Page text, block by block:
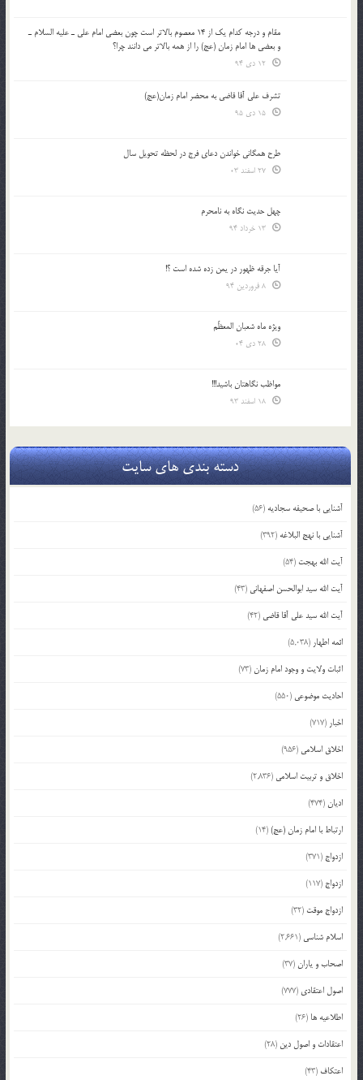
مقام و درجه كدام يك از 14 معصوم بالاتر است چون بعضي امام علي ـ عليه السلام ـ
و بعضي ها امام زمان (عج) را از همه بالاتر مي دانند چرا؟
تشرف علي آقا قاضي به محضر امام زمان(عج)
طرح همگانی خواندن دعای فرج در لحظه تحویل سال
چهل حدیث نگاه به نامحرم
آیا جرقه ظهور در یمن زده شده است ؟!
ویژه ماه شعبان المعظّم
مواظب نگاهتان باشید!!!
دسته بندی های سایت
آشنایی با صحیفه سجادیه (56)
آشنایی با نهج البلاغه (392)
آیت الله بهجت (54)
آیت الله سید ابوالحسن اصفهانی (43)
آیت الله سید علی آقا قاضی (42)
ائمه اطهار (5,038)
اثبات ولایت و وجود امام زمان(73)
احادیث موضوعی (550)
اخبار (717)
اخلاق اسلامی (956)
اخلاق و تربیت اسلامی (2,836)
ادیان(474)
ارتباط با امام زمان (عج)(14)
ازدواج (371)
ازدواج (117)
ازدواج موقت (32)
اسلام شناسی (2,661)
اصحاب و یاران(37)
اصول اعتقادی (777)
اطلاعیه ها (26)
اعتقادات و اصول دین (28)
اعتکاف (43)